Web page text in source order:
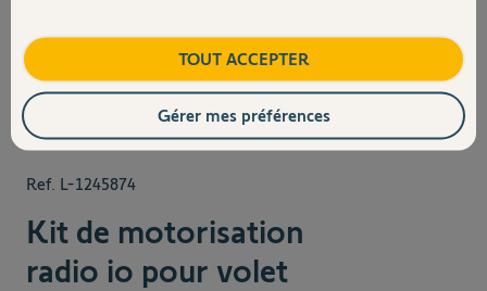
View larger imageView larger imageView larger imageView larger
Ref. L-1245874
Kit de motorisation
radio io pour volet
Kit de motorisation radio io
pour volet roulant RMS
Kit motorisation volet roulant radio
pour fenêtre RMS 1700
TOUT ACCEPTER
Gérer mes préférences